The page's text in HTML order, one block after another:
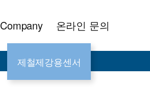
Company 온라인 문의
제철제강용센서